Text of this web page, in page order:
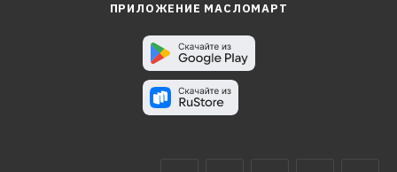
ПРИЛОЖЕНИЕ МАСЛОМАРТ